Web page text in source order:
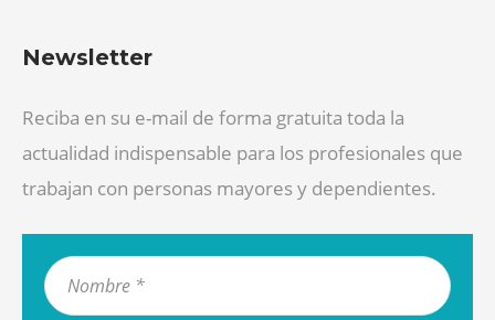
Newsletter
Reciba en su e-mail de forma gratuita toda la
actualidad indispensable para los profesionales que
trabajan con personas mayores y dependientes.